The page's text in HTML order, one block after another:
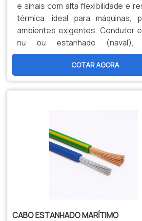
e sinais com alta flexibilidade e
térmica, ideal para máquinas,
ambientes exigentes. Condutor
nu ou estanhado (naval),
durabilidade, segurança
manutenção. Opções
produção nacional e
especializada para sua indústria.
COTAR AGORA
CABO ESTANHADO MARÍTIMO